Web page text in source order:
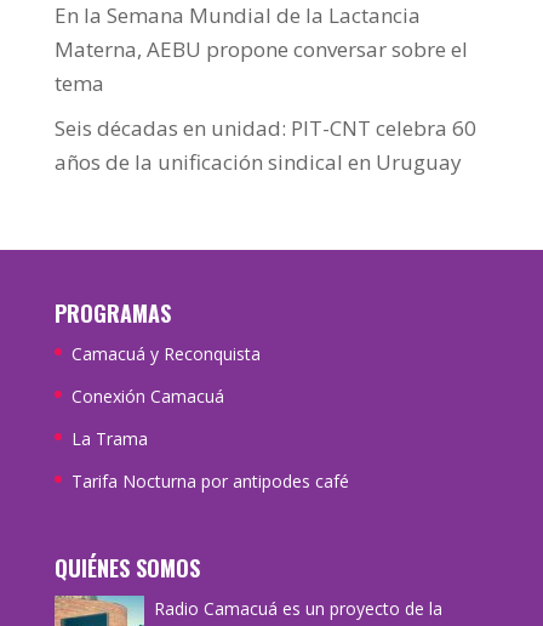
En la Semana Mundial de la Lactancia
Materna, AEBU propone conversar sobre el
tema
Seis décadas en unidad: PIT-CNT celebra 60
años de la unificación sindical en Uruguay
PROGRAMAS
Camacuá y Reconquista
Conexión Camacuá
La Trama
Tarifa Nocturna por antipodes café
QUIÉNES SOMOS
Radio Camacuá es un proyecto de la